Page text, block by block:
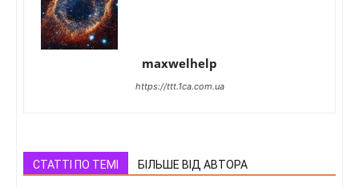
maxwelhelp
https://ttt.1ca.com.ua
СТАТТІ ПО ТЕМІ БІЛЬШЕ ВІД АВТОРА